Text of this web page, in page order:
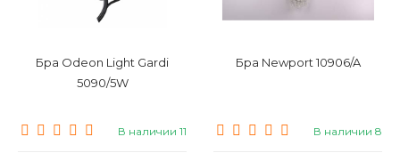
Бра Odeon Light Gardi
5090/5W
В наличии 11
Бра Newport 10906/A
В наличии 8